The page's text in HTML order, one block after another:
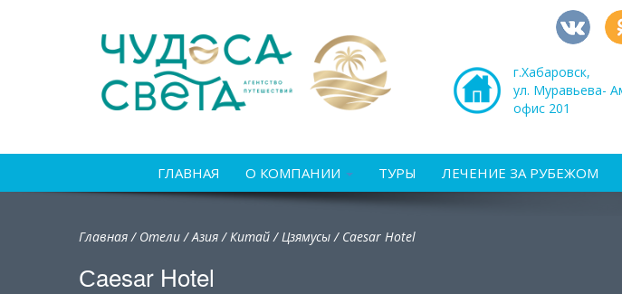
г.Хабаровск,
ул. Муравьева-
офис 201
ГЛАВНАЯ О КОМПАНИИ ТУРЫ ЛЕЧЕНИЕ ЗА РУБЕЖОМ
Главная/ Отели/Азия/Китай/Цзямусы / Сaesar Hotel
Сaesar Hotel